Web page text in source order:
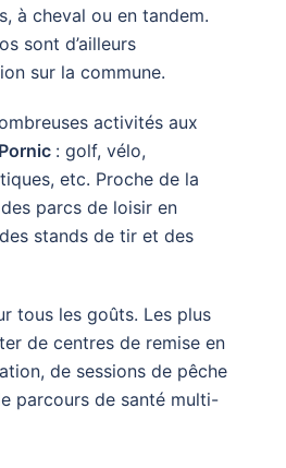
à cheval ou en tandem.
sont d’ailleurs
sur la commune.
activités aux
: golf, vélo,
etc. Proche de la
parcs de loisir en
stands de tir et des
tous les goûts. Les plus
de centres de remise en
de sessions de pêche
parcours de santé multi-